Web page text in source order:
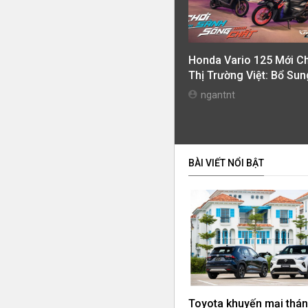
Honda Vario 125 Mới
Thị Trường Việt: Bổ
Phiên Bản Street, Giá Từ
ngantnt
BÀI VIẾT NỔI BẬT
Toyota khuyến mại